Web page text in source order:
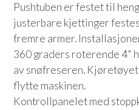
Pushtuben er festet til
justerbare kjettinger
fremre armer.
360 graders roterende 4"
av snøfreseren. Kjøretøyet
flytte maskinen.
Kontrollpanelet med